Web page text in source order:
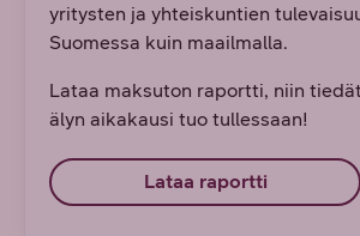
yritysten ja yhteiskuntien
Suomessa kuin maailmalla.
Lataa maksuton raportti, niin
älyn aikakausi tuo tullessaan!
Lataa raportti